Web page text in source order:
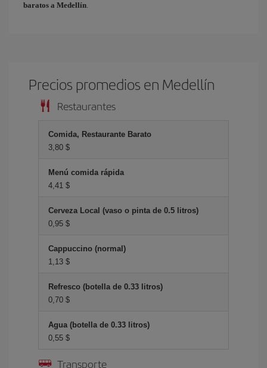
baratos a Medellín.
Precios promedios en Medellín
Restaurantes
Comida, Restaurante Barato
3,80 $
Menú comida rápida
4,41 $
Cerveza Local (vaso o pinta de 0.5 litros)
0,95 $
Cappuccino (normal)
1,13 $
Refresco (botella de 0.33 litros)
0,70 $
Agua (botella de 0.33 litros)
0,55 $
Transporte